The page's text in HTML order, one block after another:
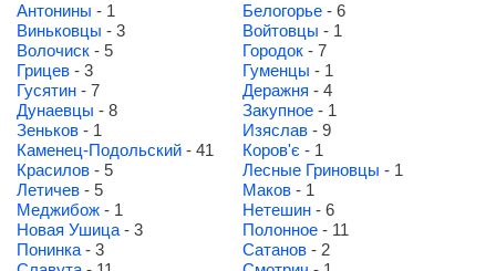
Антонины - 1 Белогорье - 6
Виньковцы - 3 Войтовцы - 1
Волочиск - 5 Городок - 7
Грицев - 3 Гуменцы - 1
Гусятин - 7 Деражня - 4
Дунаевцы - 8 Закупное - 1
Зеньков - 1 Изяслав - 9
Каменец-Подольский - 41 Коров'є - 1
Красилов - 5 Лесные Гриновцы - 1
Летичев - 5 Маков - 1
Меджибож - 1 Нетешин - 6
Новая Ушица - 3 Полонное - 11
Понинка - 3 Сатанов - 2